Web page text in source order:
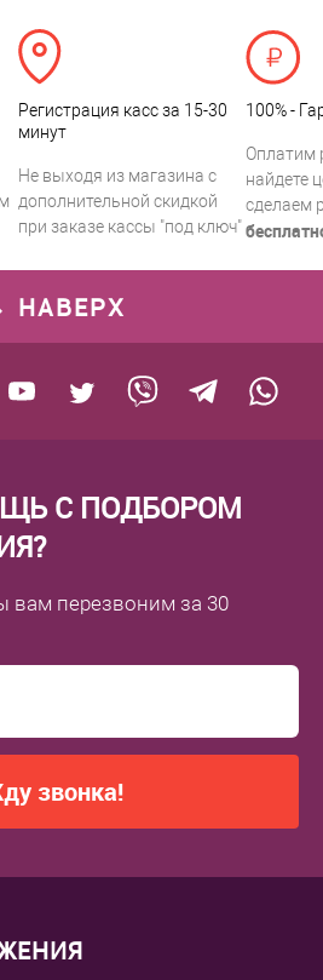
Регистрация касс за 15-30
минут
Не выходя из магазина с
дополнительной скидкой
при заказе кассы "под ключ"
100% -
Оплатим
найдете
сделаем
НАВЕРХ
С ПОДБОРОМ
вам перезвоним за 30
звонка!